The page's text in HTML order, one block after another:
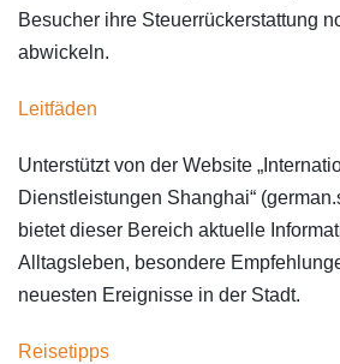
Besucher ihre Steuerrückerstattung
abwickeln.
Leitfäden
Unterstützt von der Website
Dienstleistungen Shanghai“
bietet dieser Bereich aktuelle
Alltagsleben, besondere
neuesten Ereignisse in der Stadt.
Reisetipps